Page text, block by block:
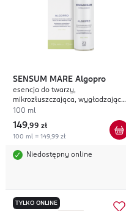
SENSUM MARE Algopro
esencja do twarzy,
mikrozłuszczająca, wygładzająco-
rozświetlająca
100 ml
149,99 zł
100 ml = 149,99 zł
Niedostępny online
TYLKO ONLINE